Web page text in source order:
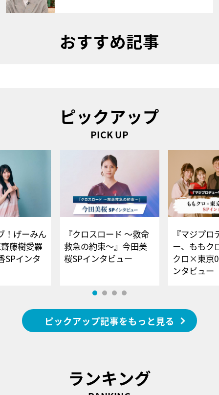
おすすめ記事
ピックアップ
PICK UP
！げーみん
藤樹愛羅
SPインタ
『クロスロード ～救命
救急の約束～』今田美
桜SPインタビュー
『マジプロ
ー、ももク
クロ×東京
ンタビュー
ピックアップ記事をもっと見る
ランキング